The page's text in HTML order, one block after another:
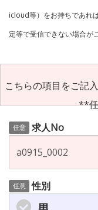
icloud等）をお持ちであれ
キャリアメ
定等で受信できない場合が
こちらの項目をご記
**
任意 求人No
任意 性別